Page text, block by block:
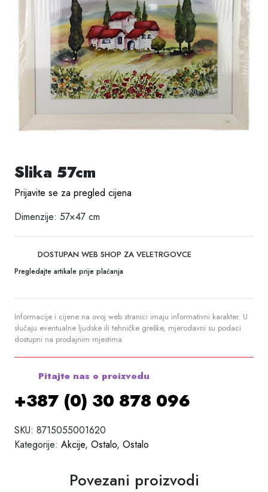
Slika 57cm
Prijavite se za pregled cijena
Dimenzije: 57×47 cm
DOSTUPAN WEB SHOP ZA VELETRGOVCE
Pregledajte artikale prije plaćanja
Informacije i cijene na ovoj web stranici imaju informativni karakter. U
slučaju eventualne ljudske ili tehničke greške, mjerodavni su podaci
dostupni na prodajnim mjestima
Pitajte nas o proizvodu
+387 (0) 30 878 096
SKU: 8715055001620
Kategorije: Akcije, Ostalo, Ostalo
Povezani proizvodi